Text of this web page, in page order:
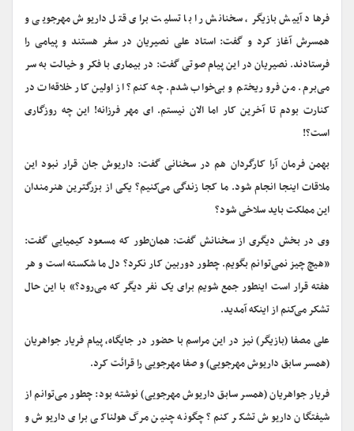
فرهاد آییش بازیگر، سخنانش را با تسلیت برای قتل داریوش مهرجویی و
همسرش آغاز کرد و گفت: استاد علی نصیریان در سفر هستند و پیامی را
فرستادند. نصیریان در این پیام صوتی گفت: در بیماری با فکر و خیالت به سر
می‌برم. من فرو ریختم و بی‌خواب شدم. چه کنم؟ از اولین کار خلاقه‌ات در
کنارت بودم تا آخرین کار اما الان نیستم. ای مهر فرزانه! این چه روزگاری
است؟!
بهمن فرمان آرا کارگردان هم در سخنانی گفت: داریوش جان قرار نبود این
ملاقات اینجا انجام شود. ما کجا زندگی می‌کنیم؟ یکی از بزرگترین هنرمندان
این مملکت باید سلاخی شود؟
وی در بخش دیگری از سخنانش گفت: همان‌طور که مسعود کیمیایی گفت:
«هیچ چیز نمی‌توانم بگویم. چطور دوربین کار نکرد؟ دل ما شکسته است و هر
هفته قرار است اینطور جمع شویم برای یک نفر دیگر که می‌رود؟» با این حال
تشکر می‌کنم از اینکه آمدید.
علی مصفا (بازیگر) نیز در این مراسم با حضور در جایگاه، پیام فریار جواهریان
(همسر سابق داریوش مهرجویی) و صفا مهرجویی را قرائت کرد.
فریار جواهریان (همسر سابق داریوش مهرجویی) نوشته بود: چطور می‌توانم از
شیفتگان داریوش تشکر کنم؟ چگونه چنین مرگ هولناکی برای داریوش و